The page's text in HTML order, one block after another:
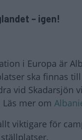
– igen!
i Europa är
ska finnas
vid
mer om
viktigare för